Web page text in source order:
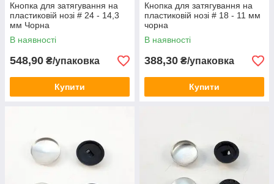
Кнопка для затягування на
пластиковій нозі # 24 - 14,3
мм Чорна
В наявності
548,90 ₴/упаковка
Купити
Кнопка для затягування на
пластиковій нозі # 18 - 11 мм
чорна
В наявності
388,30 ₴/упаковка
Купити